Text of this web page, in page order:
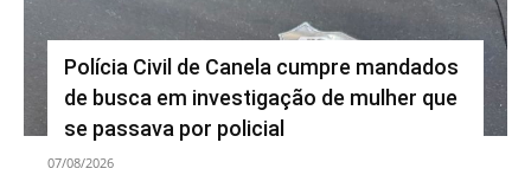
Polícia Civil de Canela cumpre mandados
de busca em investigação de mulher que
se passava por policial
07/08/2026